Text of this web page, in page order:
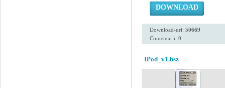
DOWNLOAD
Download-uri: 50669
Comentarii: 0
IPod_v1.bsz